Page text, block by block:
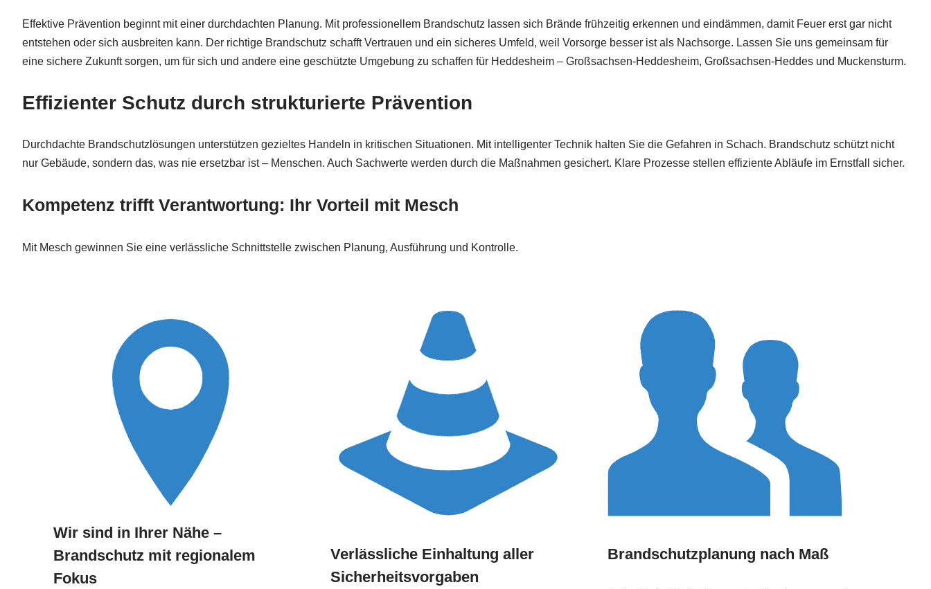
Effektive Prävention beginnt mit einer durchdachten Planung. Mit professionellem Brandschutz lassen sich Brände frühzeitig erkennen und eindämmen, damit Feuer erst gar nicht
entstehen oder sich ausbreiten kann. Der richtige Brandschutz schafft Vertrauen und ein sicheres Umfeld, weil Vorsorge besser ist als Nachsorge. Lassen Sie uns gemeinsam für
eine sichere Zukunft sorgen, um für sich und andere eine geschützte Umgebung zu schaffen für Heddesheim – Großsachsen-Heddesheim, Großsachsen-Heddes und Muckensturm.
Effizienter Schutz durch strukturierte Prävention
Durchdachte Brandschutzlösungen unterstützen gezieltes Handeln in kritischen Situationen. Mit intelligenter Technik halten Sie die Gefahren in Schach. Brandschutz schützt nicht
nur Gebäude, sondern das, was nie ersetzbar ist – Menschen. Auch Sachwerte werden durch die Maßnahmen gesichert. Klare Prozesse stellen effiziente Abläufe im Ernstfall sicher.
Kompetenz trifft Verantwortung: Ihr Vorteil mit Mesch
Mit Mesch gewinnen Sie eine verlässliche Schnittstelle zwischen Planung, Ausführung und Kontrolle.
Wir sind in Ihrer Nähe –
Brandschutz mit regionalem
Fokus
Verlässliche Einhaltung aller
Sicherheitsvorgaben
Brandschutzplanung nach Maß